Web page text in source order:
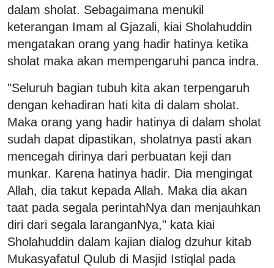
dalam sholat. Sebagaimana menukil
keterangan Imam al Gjazali, kiai Sholahuddin
mengatakan orang yang hadir hatinya ketika
sholat maka akan mempengaruhi panca indra.
"Seluruh bagian tubuh kita akan terpengaruh
dengan kehadiran hati kita di dalam sholat.
Maka orang yang hadir hatinya di dalam sholat
sudah dapat dipastikan, sholatnya pasti akan
mencegah dirinya dari perbuatan keji dan
munkar. Karena hatinya hadir. Dia mengingat
Allah, dia takut kepada Allah. Maka dia akan
taat pada segala perintahNya dan menjauhkan
diri dari segala laranganNya," kata kiai
Sholahuddin dalam kajian dialog dzuhur kitab
Mukasyafatul Qulub di Masjid Istiqlal pada